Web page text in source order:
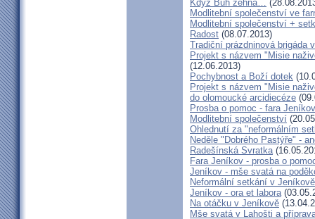
Když Bůh žehná…
Modlitební společenství ve
Modlitební společenství +
Radost (08.07.2013)
Tradiční prázdninová brigáda
Projekt s názvem "Misie
(12.06.2013)
Pochybnost a Boží dotek
Projekt s názvem "Misie
do olomoucké arcidiecéze
Prosba o pomoc - fara Jeníkov
Modlitební společenství
Ohlednutí za "neformálním
Neděle "Dobrého Pastýře" -
Radešínská Svratka
Fara Jeníkov - prosba o
Jeníkov - mše svatá na
Neformální setkání v
Jeníkov - ora et labora
Na otáčku v Jeníkově
Mše svatá v Lahošti a